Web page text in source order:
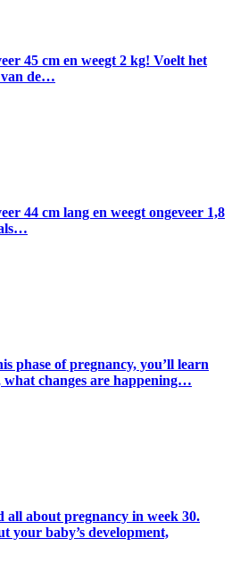
45 cm en weegt 2 kg! Voelt het
van de…
44 cm lang en weegt ongeveer 1,8
phase of pregnancy, you’ll learn
changes are happening…
all about pregnancy in week 30.
your baby’s development,